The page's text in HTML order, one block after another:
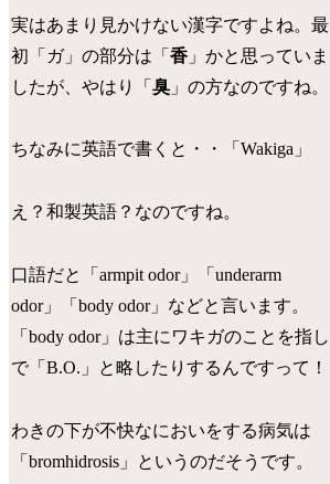
実はあまり見かけない漢字ですよね。最
初「ガ」の部分は「香 」かと思っていま
したが、やはり「臭 」の方なのですね。
ちなみに英語で書くと・・「Wakiga」
え？和製英語？なのですね。
口語だと「armpit odor」「underarm
odor」「body odor」などと言います。
「body odor」は主にワキガのことを指し
で「B.O.」と略したりするんですって！
わきの下が不快なにおいをする病気は
「bromhidrosis」というのだそうです。